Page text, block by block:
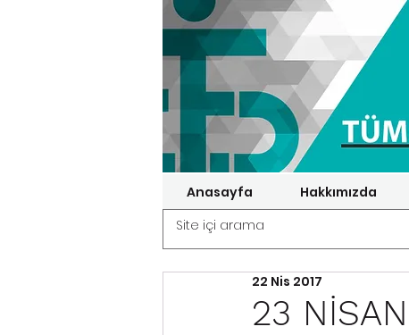
Anasayfa Hakkımızda
23
22 Nis 2017